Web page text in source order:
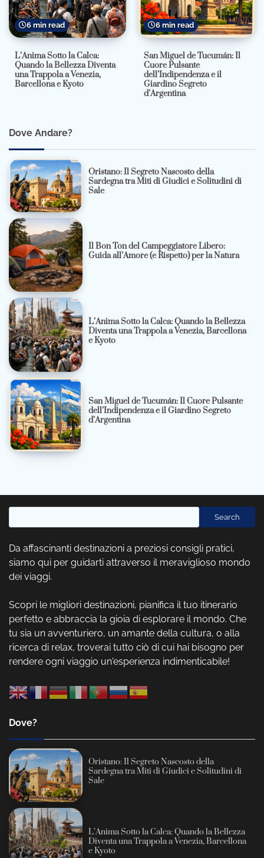
6 min read
L’Anima Sotto la Calca:
Quando la Bellezza Diventa
una Trappola a Venezia,
Barcellona e Kyoto
6 min read
San Miguel de Tucumán: Il
Cuore Pulsante
dell’Indipendenza e il
Giardino Segreto
d’Argentina
Dove Andare?
Oristano: Il Segreto Nascosto della
Sardegna tra Miti di Giudici e Solitudini di
Sale
Il Bon Ton del Campeggiatore Libero:
Guida all’Amore (e Rispetto) per la Natura
L’Anima Sotto la Calca: Quando la Bellezza
Diventa una Trappola a Venezia, Barcellona
e Kyoto
San Miguel de Tucumán: Il Cuore Pulsante
dell’Indipendenza e il Giardino Segreto
d’Argentina
Search
Da affascinanti destinazioni a preziosi consigli pratici,
siamo qui per guidarti attraverso il meraviglioso mondo
dei viaggi.
Scopri le migliori destinazioni, pianifica il tuo itinerario
perfetto e abbraccia la gioia di esplorare il mondo. Che
tu sia un avventuriero, un amante della cultura, o alla
ricerca di relax, troverai tutto ciò di cui hai bisogno per
rendere ogni viaggio un'esperienza indimenticabile!
Dove?
Oristano: Il Segreto Nascosto della
Sardegna tra Miti di Giudici e Solitudini di
Sale
L’Anima Sotto la Calca: Quando la Bellezza
Diventa una Trappola a Venezia, Barcellona
e Kyoto